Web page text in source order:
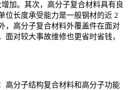
加。其次，高分子复合材料具有良
位长度承受能力是一般钢材的近 2
，高分子复合材料外覆盖件在面对
面对较大事故维修也更省时省钱，
高分子结构复合材料和高分子功能